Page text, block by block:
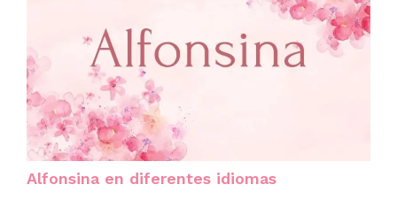
Alfonsina en diferentes idiomas